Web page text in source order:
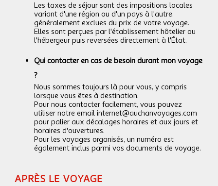
Les taxes de séjour sont des impositions locales
variant d'une région ou d'un pays à l'autre,
généralement exclues du prix de votre voyage.
Elles sont perçues par l'établissement hôtelier ou
l'hébergeur puis reversées directement à l'État.
Qui contacter en cas de besoin durant mon voyage
?
Nous sommes toujours là pour vous, y compris
lorsque vous êtes à destination.
Pour nous contacter facilement, vous pouvez
utiliser notre email internet@auchanvoyages.com
pour palier aux décalages horaires et aux jours et
horaires d'ouvertures.
Pour les voyages organisés, un numéro est
également inclus parmi vos documents de voyage.
APRÈS LE VOYAGE